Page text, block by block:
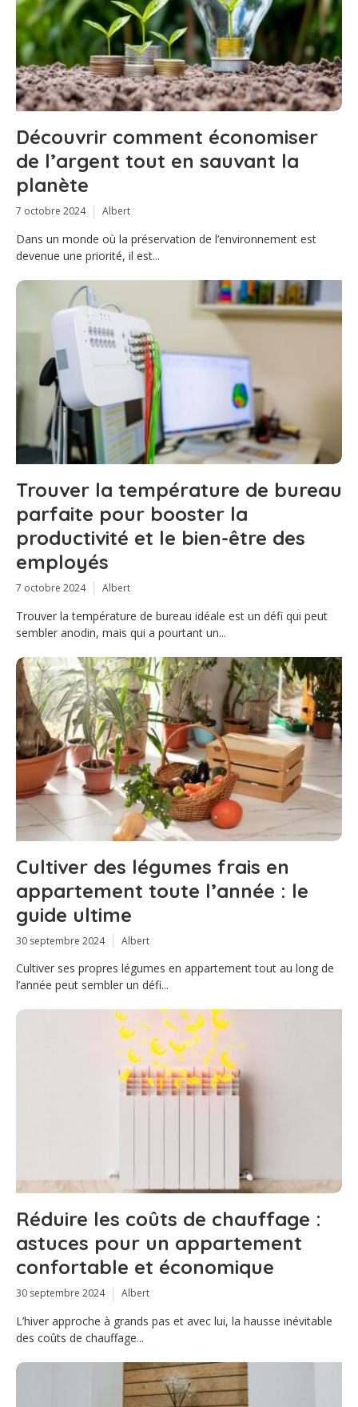
Découvrir comment économiser
de l’argent tout en sauvant la
planète
7 octobre 2024 Albert
Dans un monde où la préservation de l’environnement est
devenue une priorité, il est...
Trouver la température de bureau
parfaite pour booster la
productivité et le bien-être des
employés
7 octobre 2024 Albert
Trouver la température de bureau idéale est un défi qui peut
sembler anodin, mais qui a pourtant un...
Cultiver des légumes frais en
appartement toute l’année : le
guide ultime
30 septembre 2024 Albert
Cultiver ses propres légumes en appartement tout au long de
l’année peut sembler un défi...
Réduire les coûts de chauffage :
astuces pour un appartement
confortable et économique
30 septembre 2024 Albert
L’hiver approche à grands pas et avec lui, la hausse inévitable
des coûts de chauffage...